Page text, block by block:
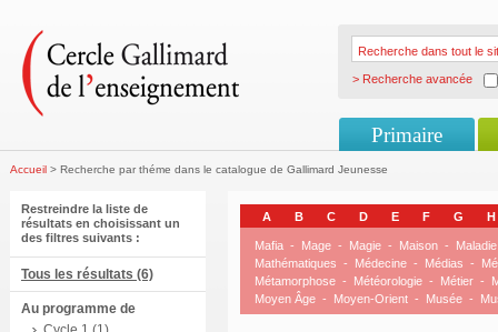
> Recherche avancée
Primaire
Accueil > Recherche par théme dans le catalogue de Gallimard Jeunesse
Restreindre la liste de
résultats en choisissant un
des filtres suivants :
Tous les résultats (6)
Au programme de
A B C D E F G H
Mafia - Mage - Magie - Maison -
Maladie
Mathématiques - Médecine - Médias -
Métamorphose - Météorologie - Métier -
Moyen Âge - Moyen-Orient - Musée -